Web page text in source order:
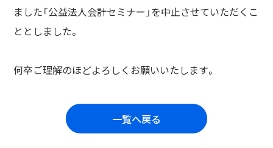
ました「公益法人会計セミナー」を中止させていただくこ
ととしました。
何卒ご理解のほどよろしくお願いいたします。
一覧へ戻る